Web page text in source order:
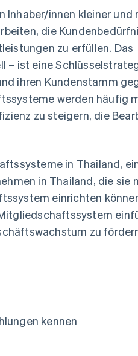
Inhaber/innen kleiner und
die
zu erfüllen. Das
ist eine
ihren Kundenstamm
werden häufig
zu steigern, die
in Thailand,
in Thailand, die sie
einrichten
zu
kennen